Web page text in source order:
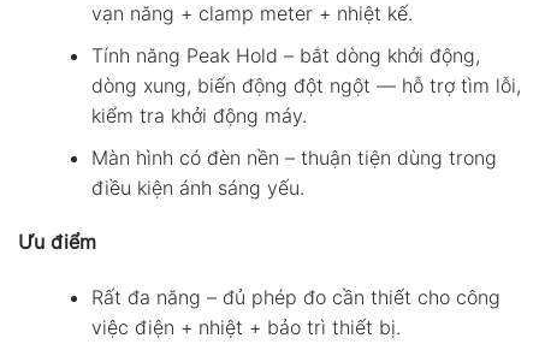
vạn năng + clamp meter + nhiệt kế.
Tính năng Peak Hold – bắt dòng khởi động,
dòng xung, biến động đột ngột — hỗ trợ tìm lỗi,
kiểm tra khởi động máy.
Màn hình có đèn nền – thuận tiện dùng trong
điều kiện ánh sáng yếu.
Ưu điểm
Rất đa năng – đủ phép đo cần thiết cho công
việc điện + nhiệt + bảo trì thiết bị.